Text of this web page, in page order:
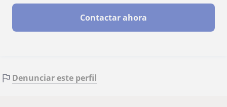
Contactar ahora
Denunciar este perfil